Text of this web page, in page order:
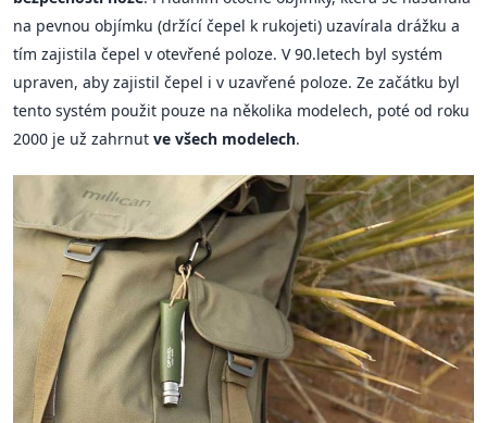
na pevnou objímku (držící čepel k rukojeti) uzavírala drážku a
tím zajistila čepel v otevřené poloze. V 90.letech byl systém
upraven, aby zajistil čepel i v uzavřené poloze. Ze začátku byl
tento systém použit pouze na několika modelech, poté od roku
2000 je už zahrnut ve všech modelech.